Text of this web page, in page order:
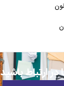
در ارتباط باشید